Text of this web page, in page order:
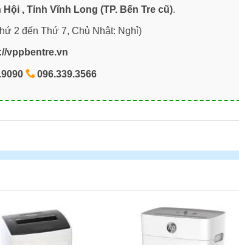
, Tỉnh Vĩnh Long (TP. Bến Tre cũ).
2 đến Thứ 7, Chủ Nhật: Nghỉ)
vppbentre.vn
096.339.3566